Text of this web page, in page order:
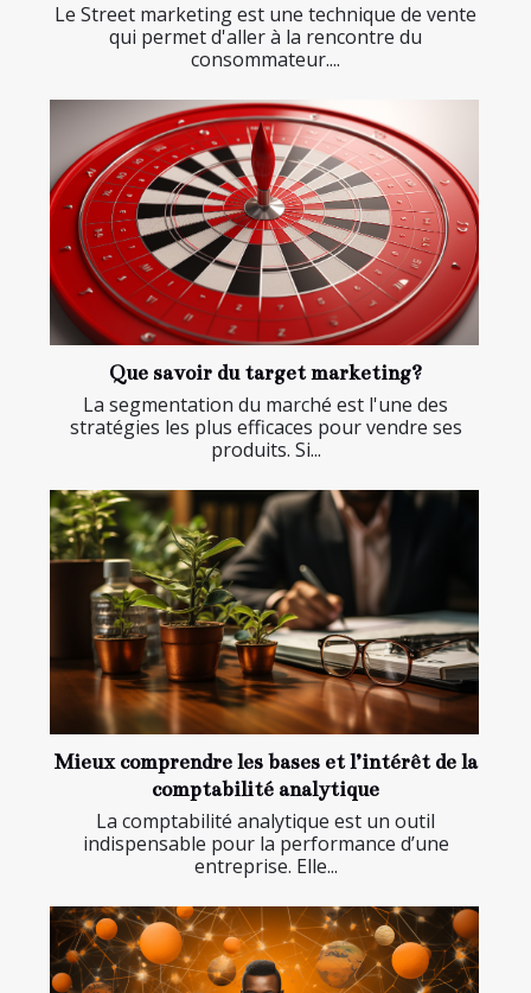
Le Street marketing est une technique de vente
qui permet d'aller à la rencontre du
consommateur....
Que savoir du target marketing?
La segmentation du marché est l'une des
stratégies les plus efficaces pour vendre ses
produits. Si...
Mieux comprendre les bases et l’intérêt de la
comptabilité analytique
La comptabilité analytique est un outil
indispensable pour la performance d’une
entreprise. Elle...